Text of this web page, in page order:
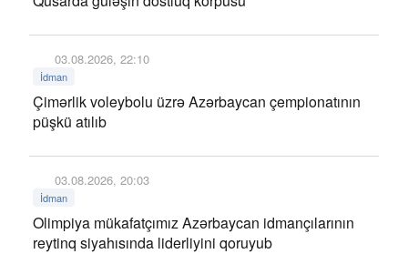
03.08.2026, 22:10
İdman
Çimərlik voleybolu üzrə Azərbaycan çempionatının
püşkü atılıb
03.08.2026, 20:03
İdman
Olimpiya mükafatçımız Azərbaycan idmançılarının
reytinq siyahısında liderliyini qoruyub